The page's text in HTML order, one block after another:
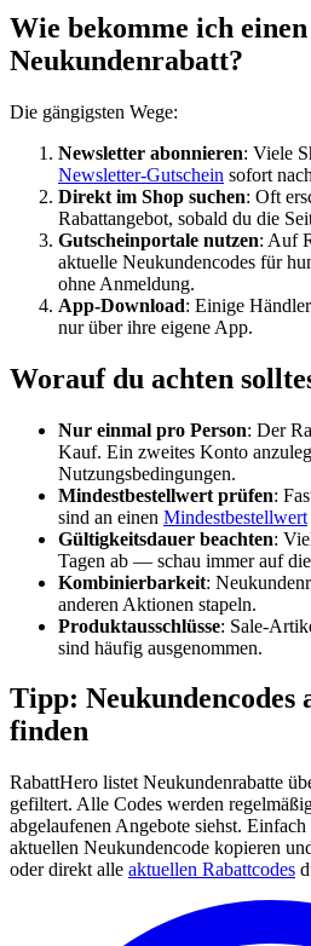
Wie bekomme ich einen
Neukundenrabatt?
Die gängigsten Wege:
Newsletter abonnieren: Viele
Newsletter-Gutschein sofort
Direkt im Shop suchen: Oft
Rabattangebot, sobald du die
Gutscheinportale nutzen: Auf
aktuelle Neukundencodes für
ohne Anmeldung.
App-Download: Einige
nur über ihre eigene App.
Worauf du achten
Nur einmal pro Person: Der
Kauf. Ein zweites Konto
Nutzungsbedingungen.
Mindestbestellwert prüfen:
sind an einen Mindestbestellwert
Gültigkeitsdauer beachten:
Tagen ab — schau immer auf die
Kombinierbarkeit:
anderen Aktionen stapeln.
Produktausschlüsse: Sale-
sind häufig ausgenommen.
Tipp: Neukundencodes
finden
RabattHero listet Neukundenrabatte
gefiltert. Alle Codes werden
abgelaufenen Angebote siehst.
aktuellen Neukundencode kopieren
oder direkt alle aktuellen Rabattcodes